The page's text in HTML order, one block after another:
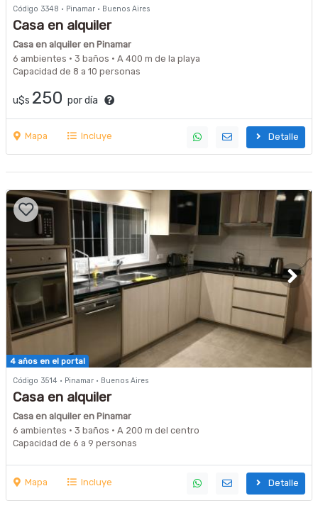
Código 3348 · Pinamar · Buenos Aires
Casa en alquiler
Casa en alquiler en Pinamar
6 ambientes · 3 baños · A 400 m de la playa
Capacidad de 8 a 10 personas
u$s 250 por día
Mapa Incluye Detalle
4 años en el portal
Código 3514 · Pinamar · Buenos Aires
Casa en alquiler
Casa en alquiler en Pinamar
6 ambientes · 3 baños · A 200 m del centro
Capacidad de 6 a 9 personas
Mapa Incluye Detalle